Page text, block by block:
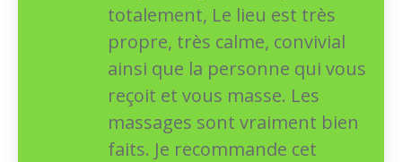
totalement, Le lieu est très
propre, très calme, convivial
ainsi que la personne qui vous
reçoit et vous masse. Les
massages sont vraiment bien
faits. Je recommande cet